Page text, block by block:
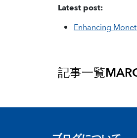
Latest post:
Enhancing
記事一覧